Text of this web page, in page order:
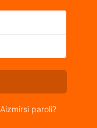
Aizmirsi paroli?